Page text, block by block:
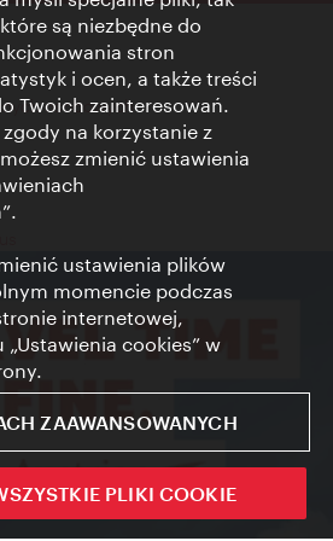
osobowych
są niezbędne do
stron
i ocen, a także treści
Twoich zainteresowań.
zgody na korzystanie z
zmienić ustawienia
ustawienia plików
momencie podczas
internetowej,
cookies” w
ZAAWANSOWANYCH
PLIKI COOKIE